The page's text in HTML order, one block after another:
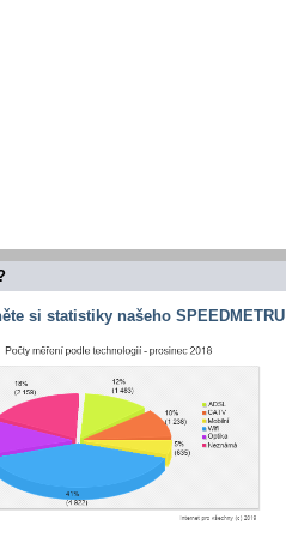
si statistiky našeho SPEEDMETRU